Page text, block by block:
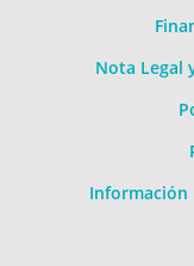
Nota Legal
Información